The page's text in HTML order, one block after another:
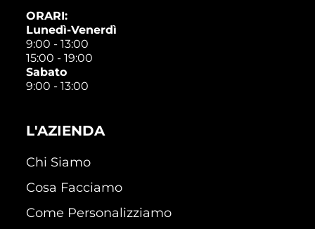
ORARI:
Lunedì-Venerdì
9:00 - 13:00
15:00 - 19:00
Sabato
9:00 - 13:00
L'AZIENDA
Chi Siamo
Cosa Facciamo
Come Personalizziamo